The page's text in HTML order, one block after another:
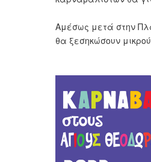
Αμέσως μετά στην
θα ξεσηκώσουν